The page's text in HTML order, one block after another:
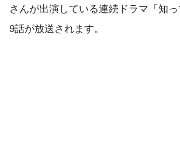
さんが出演している連続ドラマ「知
9話が放送されます。